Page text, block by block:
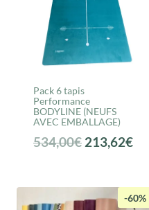
Pack 6 tapis
Performance
BODYLINE (NEUFS
AVEC EMBALLAGE)
534,00€ Le
était :
213,62€Le
est :
-60%